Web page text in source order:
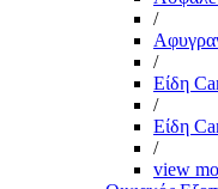
/
/
Είδη
/
Είδη
/
view